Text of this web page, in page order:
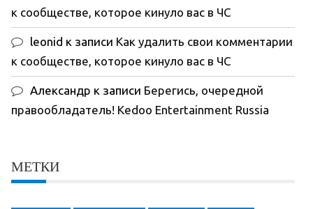
к сообществе, которое кинуло вас в ЧС
leonid к записи Как удалить свои комментарии
к сообществе, которое кинуло вас в ЧС
Александр к записи Берегись, очередной
правообладатель! Kedoo Entertainment Russia
МЕТКИ